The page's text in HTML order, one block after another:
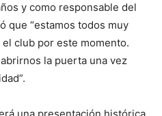
y como responsable del
que “estamos todos muy
club por este momento.
la puerta una vez